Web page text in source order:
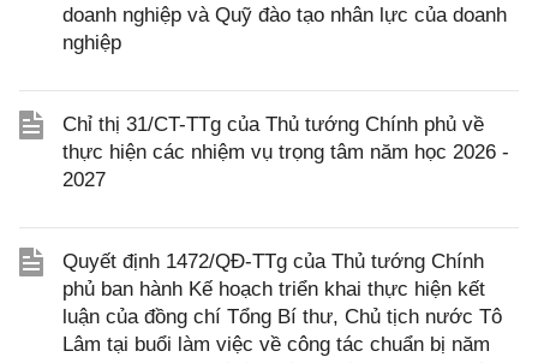
doanh nghiệp và Quỹ đào tạo nhân lực của doanh
nghiệp
Chỉ thị 31/CT-TTg của Thủ tướng Chính phủ về
thực hiện các nhiệm vụ trọng tâm năm học 2026 -
2027
Quyết định 1472/QĐ-TTg của Thủ tướng Chính
phủ ban hành Kế hoạch triển khai thực hiện kết
luận của đồng chí Tổng Bí thư, Chủ tịch nước Tô
Lâm tại buổi làm việc về công tác chuẩn bị năm